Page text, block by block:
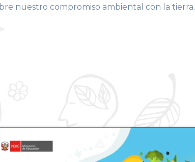
nuestro compromiso ambiental con la tierra.